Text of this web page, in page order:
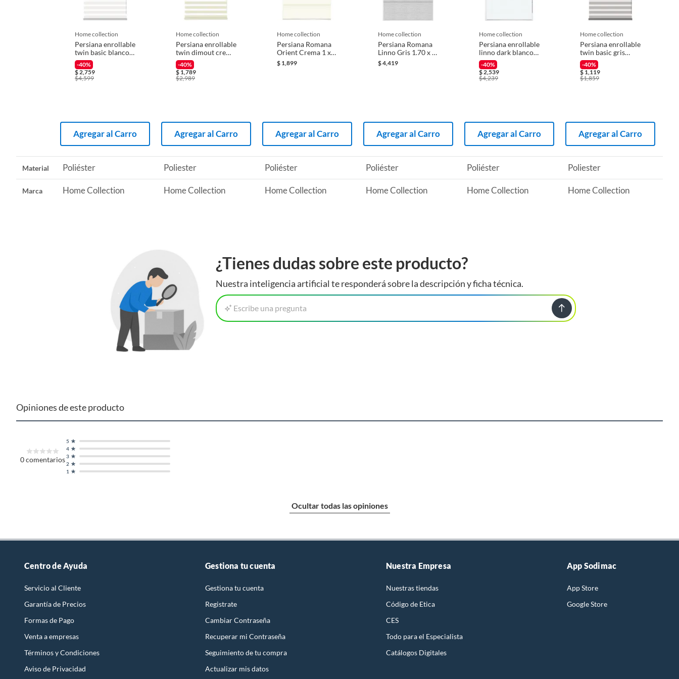
Recomendaciones LIMPIAR TRAPO HUMEDO;QUITAR POLVO PLUMERO
Iniciaremos el reembolso de tu dinero cuando recibamos el producto.
home collection
Persiana enrollable
twin basic blanco
1.55mx2.40m
-40%
$2,759
$4,599
Agregar al Carro
home collection
Persiana enrollable
twin dimout crema
1mx1.50m
-40%
$1,789
$2,989
Agregar al Carro
home collection
Persiana Romana
Orient Crema 1 x
1.6 M
$ 1,899
Agregar al Carro
home collection
Persiana Romana
Linno Gris 1.70 x 2
M
$4,419
Agregar al Carro
home collection
Persiana enrollable
linno dark blanco
2.20mx1.60m
-40%
$2,539
$4,239
Agregar al Carro
home collection
Persiana enrollable
twin basic gris
1mx1.50m
-40%
$1,119
$1,859
Agregar al Carro
Material Poliéster Poliester Poliéster Poliéster Poliéster Poliester
Marca Home Collection Home Collection Home Collection Home Collection Home Collection Home Collection
¿Tienes dudas sobre este producto?
Nuestra inteligencia artificial te responderá sobre la descripción y ficha técnica.
Escribe una pregunta
Opiniones de este producto
0comentarios
1
2
3
4
5
Ocultar todas las opiniones
Centro de Ayuda
Servicio al Cliente
Garantía de Precios
Formas de Pago
Venta a empresas
Términos y Condiciones
Aviso de Privacidad
Gestiona tu cuenta
Gestiona tu cuenta
Registrate
Cambiar Contraseña
Recuperar mi Contraseña
Seguimiento de tu compra
Actualizar mis datos
Nuestra Empresa
Nuestras tiendas
Código de Etica
CES
Todo para el Especialista
Catálogos Digitales
App Sodimac
App Store
Google Store